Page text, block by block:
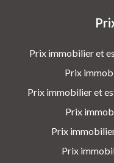
Prix immobilier et
Prix
Prix immobilier et
Prix
Prix
Prix